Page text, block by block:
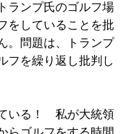
ランプ氏のゴルフ場
をしていることを批
。問題は、トランプ
フを繰り返し批判し
いる！ 私が大統領